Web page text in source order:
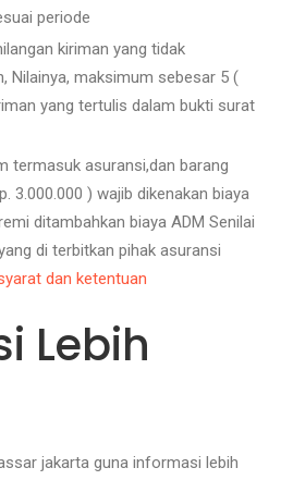
periode
kiriman yang tidak
Nilainya, maksimum sebesar 5 (
yang tertulis dalam bukti surat
termasuk asuransi,dan barang
3.000.000 ) wajib dikenakan biaya
ditambahkan biaya ADM Senilai
di terbitkan pihak asuransi
dan ketentuan
Lebih
jakarta guna informasi lebih